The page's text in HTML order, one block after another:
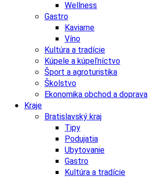
Wellness
Gastro
Kaviarne
Víno
Kultúra a tradície
Kúpele a kúpeľníctvo
Šport a agroturistika
Školstvo
Ekonomika obchod a doprava
Kraje
Bratislavský kraj
Tipy
Podujatia
Ubytovanie
Gastro
Kultúra a tradície